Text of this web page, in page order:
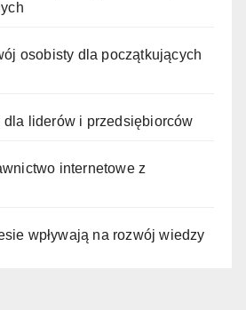
osobisty dla początkujących
dla liderów i przedsiębiorców
internetowe z
wpływają na rozwój wiedzy